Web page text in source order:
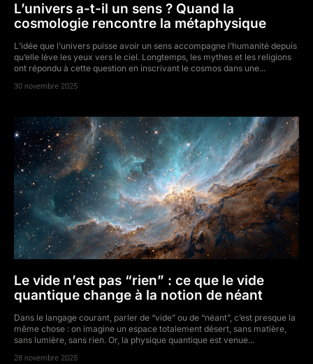
L’univers a-t-il un sens ? Quand la
cosmologie rencontre la métaphysique
L’idée que l’univers puisse avoir un sens accompagne l’humanité depuis
qu’elle lève les yeux vers le ciel. Longtemps, les mythes et les religions
ont répondu à cette question en inscrivant le cosmos dans une...
30 novembre 2025
Le vide n’est pas “rien” : ce que le vide
quantique change à la notion de néant
Dans le langage courant, parler de “vide” ou de “néant”, c’est presque la
même chose : on imagine un espace totalement désert, sans matière,
sans lumière, sans rien. Or, la physique quantique est venue...
28 novembre 2025